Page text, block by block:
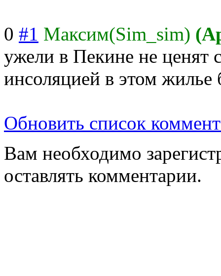
0 #1 Максим(Sim_sim)
ужели в Пекине не ценят
инсоляцией в этом
Обновить список
Вам необходимо
оставлять комментарии.